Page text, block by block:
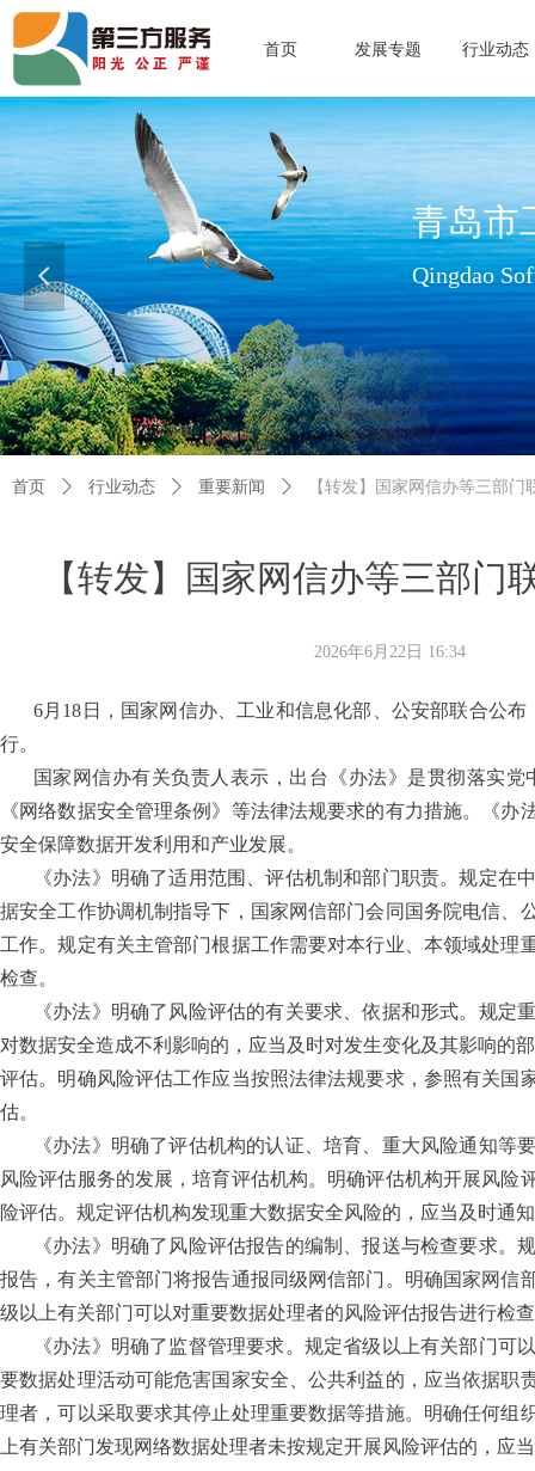
首页 发展专题 行业动态
青岛市
Qingdao
查看更多>>
넳
【转发】国家网信办等三部
首页 ꄲ 行业动态 ꄲ 重要新闻 ꄲ 【转发】国家网信办等三部
6月18日，国家网信办、工业和信息化部、公安部联合公
行。
国家网信办有关负责人表示，出台《办法》是贯彻落实
《网络数据安全管理条例》等法律法规要求的有力措施。《
安全保障数据开发利用和产业发展。
《办法》明确了适用范围、评估机制和部门职责。规定
据安全工作协调机制指导下，国家网信部门会同国务院电信
工作。规定有关主管部门根据工作需要对本行业、本领域处
检查。
《办法》明确了风险评估的有关要求、依据和形式。规
对数据安全造成不利影响的，应当及时对发生变化及其影响的
评估。明确风险评估工作应当按照法律法规要求，参照有关
估。
《办法》明确了评估机构的认证、培育、重大风险通知
风险评估服务的发展，培育评估机构。明确评估机构开展风
险评估。规定评估机构发现重大数据安全风险的，应当及时通
《办法》明确了风险评估报告的编制、报送与检查要求
报告，有关主管部门将报告通报同级网信部门。明确国家网
级以上有关部门可以对重要数据处理者的风险评估报告进行检
《办法》明确了监督管理要求。规定省级以上有关部门
要数据处理活动可能危害国家安全、公共利益的，应当依据
理者，可以采取要求其停止处理重要数据等措施。明确任何
上有关部门发现网络数据处理者未按规定开展风险评估的，应
2026年6月22日 16:34